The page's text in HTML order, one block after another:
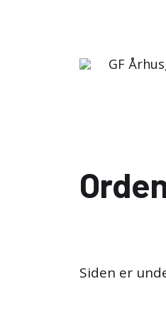
GF
Siden er